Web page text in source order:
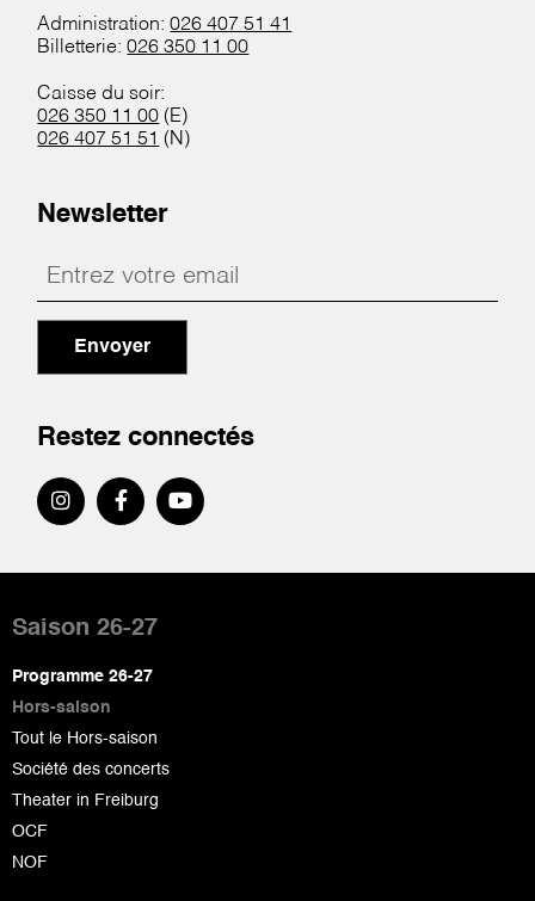
Administration:026 407 51 41
Billetterie:026 350 11 00
Caisse du soir:
026 350 11 00 (E)
026 407 51 51 (N)
Newsletter
Envoyer
Restez connectés
de
page
Saison 26-27
Programme 26-27
Hors-saison
Tout le Hors-saison
Société des concerts
Theater in Freiburg
OCF
NOF